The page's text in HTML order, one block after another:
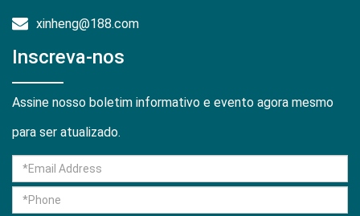
xinheng@188.com
Inscreva-nos
Assine nosso boletim informativo e evento agora mesmo
para ser atualizado.